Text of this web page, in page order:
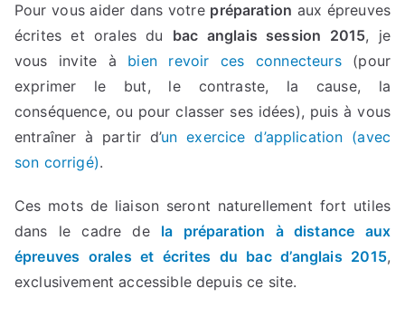
Pour vous aider dans votre préparation aux épreuves
écrites et orales du bac anglais session 2015, je
vous invite à bien revoir ces connecteurs(pour
exprimer le but, le contraste, la cause, la
conséquence, ou pour classer ses idées), puis à vous
entraîner à partir d’un exercice d’application (avec
son corrigé).
Ces mots de liaison seront naturellement fort utiles
dans le cadre de la préparation à distance aux
épreuves orales et écrites du bac d’anglais 2015,
exclusivement accessible depuis ce site.